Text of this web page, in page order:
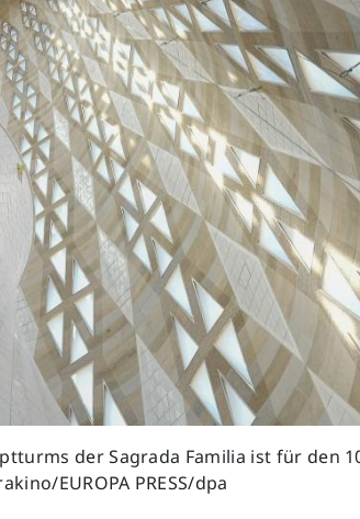
der Sagrada Familia ist für den
EUROPA PRESS/dpa